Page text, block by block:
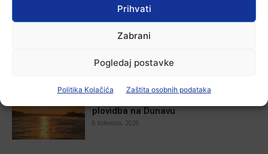
Prihvati
Zabrani
Pogledaj postavke
Politika Kolačića Zaštita osobnih podataka
Aktualno
U Županji održana Ljetna škola magije
Aktualno
plovidba na Dunavu
6 kolovoza, 2026